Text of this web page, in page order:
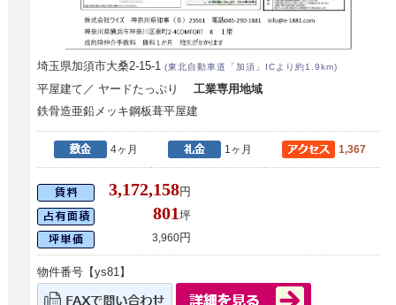
埼玉県加須市大桑2-15-1(東北自動車道「加須」ICより約1.9km)
平屋建て／ ヤードたっぷり工業専用地域
鉄骨造亜鉛メッキ鋼板葺平屋建
4ヶ月 1ヶ月 1,367
3,172,158円
801坪
3,960円
物件番号【ys81】